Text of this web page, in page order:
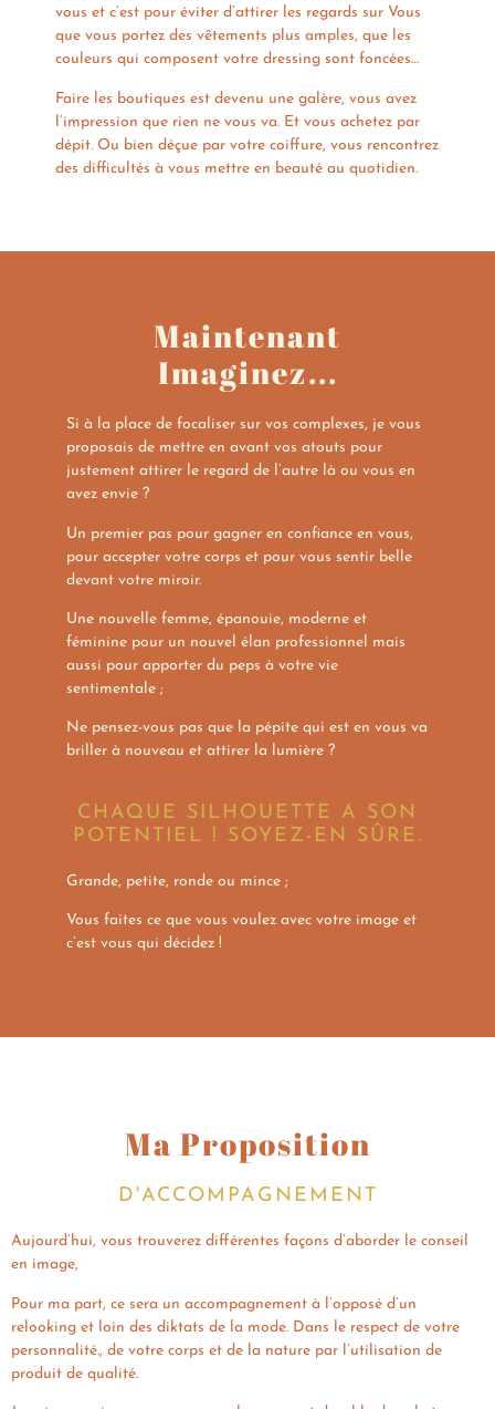
vous et c’est pour éviter d’attirer les regards sur Vous
que vous portez des vêtements plus amples, que les
couleurs qui composent votre dressing sont foncées…
Faire les boutiques est devenu une galère, vous avez
l’impression que rien ne vous va. Et vous achetez par
dépit. Ou bien déçue par votre coiffure, vous rencontrez
des difficultés à vous mettre en beauté au quotidien.
Maintenant
Imaginez...
Si à la place de focaliser sur vos complexes, je vous
proposais de mettre en avant vos atouts pour
justement attirer le regard de l’autre là ou vous en
avez envie ?
Un premier pas pour gagner en confiance en vous,
pour accepter votre corps et pour vous sentir belle
devant votre miroir.
Une nouvelle femme, épanouie, moderne et
féminine pour un nouvel élan professionnel mais
aussi pour apporter du peps à votre vie
sentimentale ;
Ne pensez-vous pas que la pépite qui est en vous va
briller à nouveau et attirer la lumière ?
CHAQUE SILHOUETTE A SON
POTENTIEL ! SOYEZ-EN SÛRE.
Grande, petite, ronde ou mince ;
Vous faites ce que vous voulez avec votre image et
c’est vous qui décidez !
Ma Proposition
D'ACCOMPAGNEMENT
Aujourd’hui, vous trouverez différentes façons d’aborder le conseil
en image,
Pour ma part, ce sera un accompagnement à l’opposé d’un
relooking et loin des diktats de la mode. Dans le respect de votre
personnalité., de votre corps et de la nature par l’utilisation de
produit de qualité.